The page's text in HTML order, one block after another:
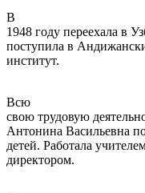
В
1948 году переехала в
поступила в
институт.
Всю
свою трудовую
Антонина Васильевна
детей. Работала
директором.